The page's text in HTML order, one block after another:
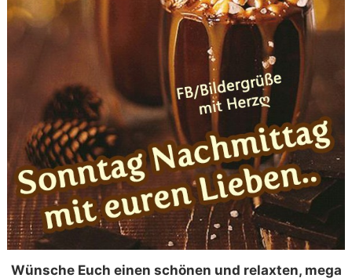
Wünsche Euch einen schönen und relaxten, mega